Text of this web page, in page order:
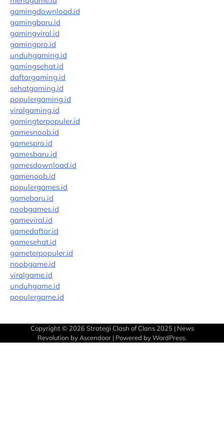
gamingdownload.id
gamingbaru.id
gamingviral.id
gamingpro.id
unduhgaming.id
gamingsehat.id
daftargaming.id
sehatgaming.id
populergaming.id
viralgaming.id
gamingterpopuler.id
gamesnoob.id
gamespro.id
gamesbaru.id
gamesdownload.id
gamenoob.id
populergames.id
gamebaru.id
noobgames.id
gameviral.id
gamedaftar.id
gamesehat.id
gameterpopuler.id
noobgame.id
viralgame.id
unduhgame.id
populergame.id
Copyright © 2026 Strategi Clash of Clans 2025| News
Revolution byAscendoor | Powered byWordPress.